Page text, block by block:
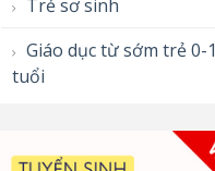
Trẻ sơ sinh
Giáo dục từ sớm trẻ 0-1
tuổi